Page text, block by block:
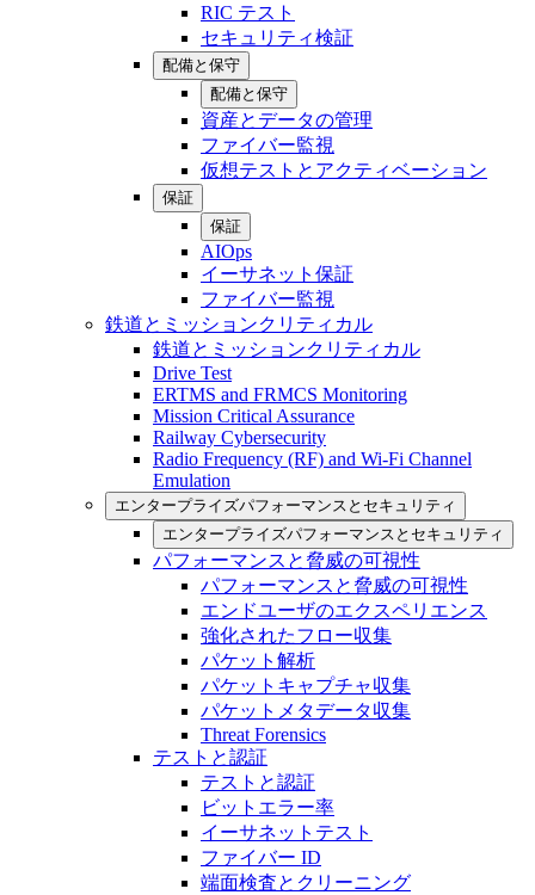
RIC テスト
セキュリティ検証
配備と保守
配備と保守
資産とデータの管理
ファイバー監視
仮想テストとアクティベーション
保証
保証
AIOps
イーサネット保証
ファイバー監視
鉄道とミッションクリティカル
鉄道とミッションクリティカル
Drive Test
ERTMS and FRMCS Monitoring
Mission Critical Assurance
Railway Cybersecurity
Radio Frequency (RF) and Wi-Fi Channel
Emulation
エンタープライズパフォーマンスとセキュリティ
エンタープライズパフォーマンスとセキュリティ
パフォーマンスと脅威の可視性
パフォーマンスと脅威の可視性
エンドユーザのエクスペリエンス
強化されたフロー収集
パケット解析
パケットキャプチャ収集
パケットメタデータ収集
Threat Forensics
テストと認証
テストと認証
ビットエラー率
イーサネットテスト
ファイバー ID
端面検査とクリーニング